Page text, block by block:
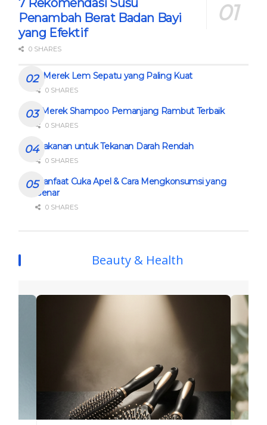
7 Rekomendasi Susu
Penambah Berat Badan Bayi
yang Efektif
0 SHARES
8 Merek Lem Sepatu yang Paling Kuat
0 SHARES
5 Merek Shampoo Pemanjang Rambut Terbaik
0 SHARES
Makanan untuk Tekanan Darah Rendah
0 SHARES
Manfaat Cuka Apel & Cara Mengkonsumsi yang
Benar
0 SHARES
Beauty & Health